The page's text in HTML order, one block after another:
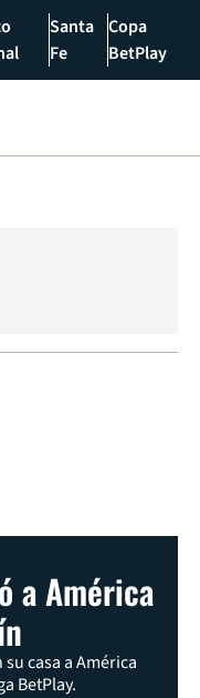
Santa
Fe
Copa
BetPlay
a América
casa a América
BetPlay.